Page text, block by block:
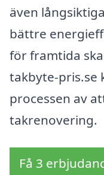
även
bättre
för framtida
takbyte-pris.se
processen av
takrenovering.
Få 3